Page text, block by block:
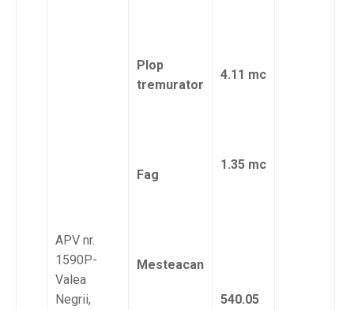
APV nr.
1590P-
Valea
Negrii,
Plop
tremurator
Fag
Mesteacan
4.11 mc
1.35 mc
540.05